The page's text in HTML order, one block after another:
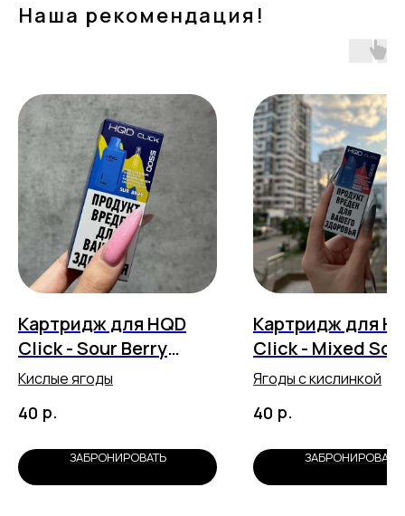
Наша рекомендация!
Картридж для HQD
Click - Sour Berry
(5500 затяжек)
Кислые ягоды
40 р.
ЗАБРОНИРОВАТЬ
Картридж для
Click - Mixed
Berries (5500
Ягоды с кислинкой
40 р.
ЗАБРОНИРОВАТЬ